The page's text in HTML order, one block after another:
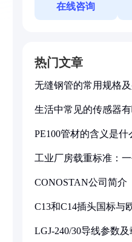
在线咨询
热门文章
无缝钢管的常用规格
生活中常见的传感器
PE100管材的含义是什
工业厂房载重标准：
CONOSTAN公司简介
C13和C14插头国标与
LGJ-240/30导线参数